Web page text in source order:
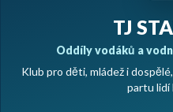
TJ
Oddíly vodáků a
Klub pro děti, mládež i
partu lidí